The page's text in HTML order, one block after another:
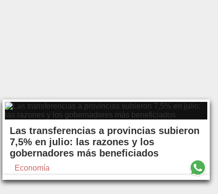
Las transferencias a provincias subieron
7,5% en julio: las razones y los
gobernadores más beneficiados
Economía